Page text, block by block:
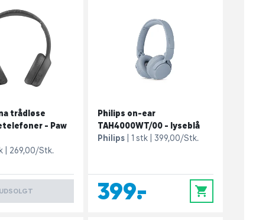
trådløse
- Paw
269,00/Stk.
UDSOLGT
Philips on-ear
TAH4000WT/00 - lyseblå
Philips
1 stk 399,00/Stk.
399,- 0